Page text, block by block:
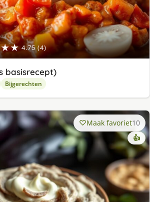
4.75 (4)
basisrecept)
Bijgerechten
Maak favoriet10
👍